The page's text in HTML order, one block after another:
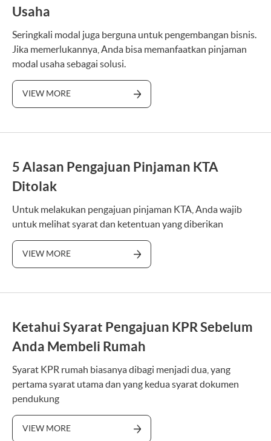
Usaha
Seringkali modal juga berguna untuk pengembangan bisnis.
Jika memerlukannya, Anda bisa memanfaatkan pinjaman
modal usaha sebagai solusi.
VIEW MORE
5 Alasan Pengajuan Pinjaman KTA
Ditolak
Untuk melakukan pengajuan pinjaman KTA, Anda wajib
untuk melihat syarat dan ketentuan yang diberikan
VIEW MORE
Ketahui Syarat Pengajuan KPR Sebelum
Anda Membeli Rumah
Syarat KPR rumah biasanya dibagi menjadi dua, yang
pertama syarat utama dan yang kedua syarat dokumen
pendukung
VIEW MORE